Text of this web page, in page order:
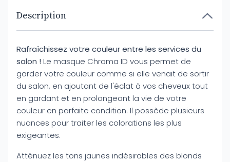
Description
Rafraîchissez votre couleur entre les services du
salon ! Le masque Chroma ID vous permet de
garder votre couleur comme si elle venait de sortir
du salon, en ajoutant de l'éclat à vos cheveux tout
en gardant et en prolongeant la vie de votre
couleur en parfaite condition. Il possède plusieurs
nuances pour traiter les colorations les plus
exigeantes.
Atténuez les tons jaunes indésirables des blonds